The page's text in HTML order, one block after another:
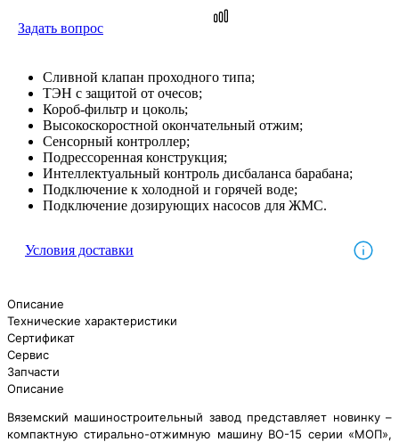
Задать вопрос
Сливной клапан проходного типа;
ТЭН с защитой от очесов;
Короб-фильтр и цоколь;
Высокоскоростной окончательный отжим;
Сенсорный контроллер;
Подрессоренная конструкция;
Интеллектуальный контроль дисбаланса барабана;
Подключение к холодной и горячей воде;
Подключение дозирующих насосов для ЖМС.
Условия доставки
Описание
Технические характеристики
Сертификат
Сервис
Запчасти
Описание
Вяземский машиностроительный завод представляет новинку –
компактную стирально-отжимную машину ВО-15 серии «МОП»,